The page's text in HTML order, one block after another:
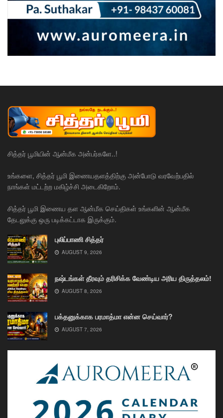
சித்தர் பூமியின் ஆன்மீக அன்பர்களே..!
உங்களை, சித்தர் பூமி இணையதளத்திற்கு அன்போடு வரவேற்பதில்
நாங்கள் மட்டற்ற மகிழ்ச்சி அடைகிறோம்.
சித்தர் பூமி இணைய தள ஆன்மீக செய்திகள் உங்களின் ஆன்மீக
தேடலுக்கு ஒரு படிக்கட்டாக இருக்கும்.
புலிப்பாணி சித்தர்
AUGUST 9, 2026
நஷ்டங்கள் தீரவும் தரிசிக்க வேண்டிய அரிய திருத்தலம்!
AUGUST 8, 2026
பக்தனுக்காக பரமாத்மா என்ன செய்வார்?
AUGUST 7, 2026